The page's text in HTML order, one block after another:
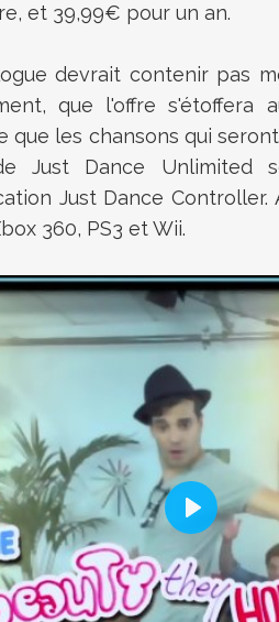
et 39,99€ pour un an.
devrait contenir pas
que l'offre s'étoffera
que les chansons qui
Just Dance Unlimited
Just Dance
360, PS3 et Wii.